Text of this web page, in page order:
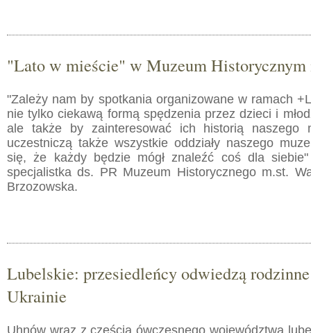
"Lato w mieście" w Muzeum Historycznym
"Zależy nam by spotkania organizowane w ramach
nie tylko ciekawą formą spędzenia przez dzieci i
ale także by zainteresować ich historią naszego
uczestniczą także wszystkie oddziały naszego
się, że każdy będzie mógł znaleźć coś dla siebie"
specjalistka ds. PR Muzeum Historycznego m.st.
Brzozowska.
Lubelskie: przesiedleńcy odwiedzą
Ukrainie
Uhnów wraz z częścią ówczesnego województwa